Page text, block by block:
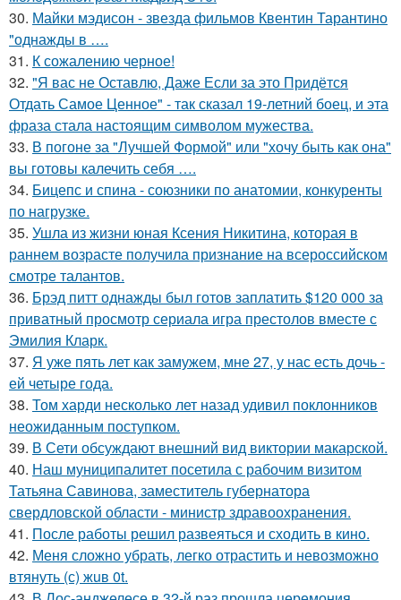
30. Майки мэдисон - звезда фильмов Квентин Тарантино
"однажды в ….
31. К сожалению черное!
32. "Я вас не Оставлю, Даже Если за это Придётся
Отдать Самое Ценное" - так сказал 19-летний боец, и эта
фраза стала настоящим символом мужества.
33. В погоне за "Лучшей Формой" или "хочу быть как она"
вы готовы калечить себя ….
34. Бицепс и спина - союзники по анатомии, конкуренты
по нагрузке.
35. Ушла из жизни юная Ксения Никитина, которая в
раннем возрасте получила признание на всероссийском
смотре талантов.
36. Брэд питт однажды был готов заплатить $120 000 за
приватный просмотр сериала игра престолов вместе с
Эмилия Кларк.
37. Я уже пять лет как замужем, мне 27, у нас есть дочь -
ей четыре года.
38. Том харди несколько лет назад удивил поклонников
неожиданным поступком.
39. В Сети обсуждают внешний вид виктории макарской.
40. Наш муниципалитет посетила с рабочим визитом
Татьяна Савинова, заместитель губернатора
свердловской области - министр здравоохранения.
41. После работы решил развеяться и сходить в кино.
42. Меня сложно убрать, легко отрастить и невозможно
втянуть (с) жuв 0t.